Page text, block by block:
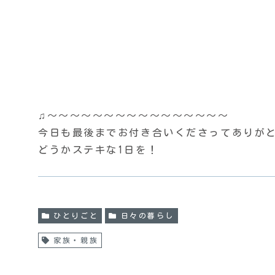
♫〜〜〜〜〜〜〜〜〜〜〜〜〜〜〜〜
今日も最後までお付き合いくださってありが
どうかステキな1日を！
ひとりごと 日々の暮らし
家族・親族